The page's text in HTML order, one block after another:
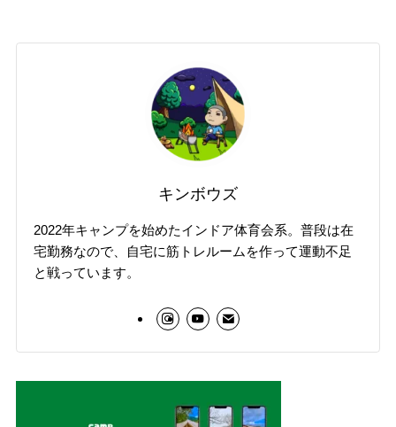
キンボウズ
2022年キャンプを始めたインドア体育会系。普段は在
宅勤務なので、自宅に筋トレルームを作って運動不足
と戦っています。